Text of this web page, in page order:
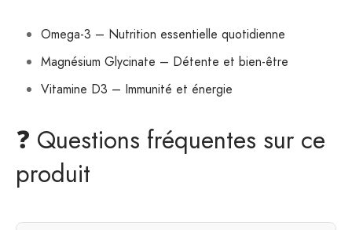
Omega-3 – Nutrition essentielle quotidienne
Magnésium Glycinate – Détente et bien-être
Vitamine D3 – Immunité et énergie
❓ Questions fréquentes sur ce
produit